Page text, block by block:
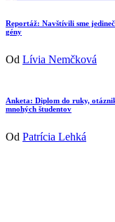
Reportáž: Navštívili sme
gény
Od Lívia Nemčková
Anketa: Diplom do ruky,
mnohých študentov
Od Patrícia Lehká